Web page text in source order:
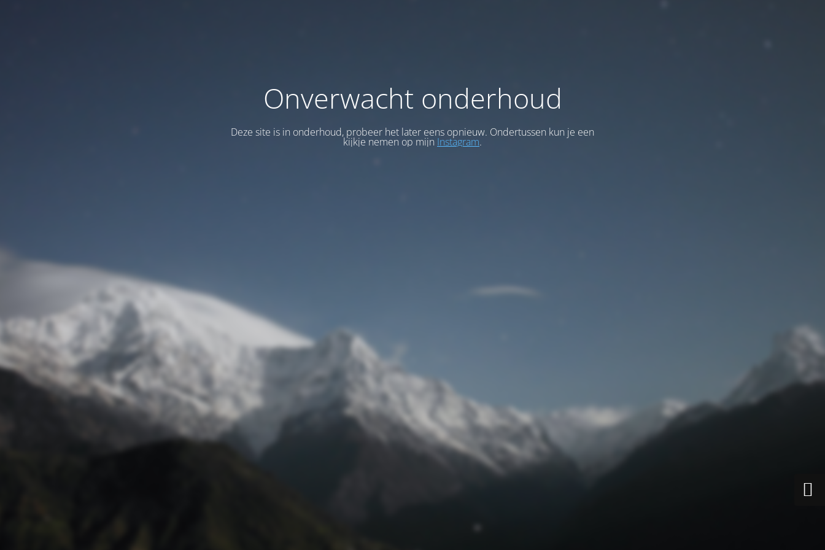
Onverwacht onderhoud
Deze site is in onderhoud, probeer het later eens opnieuw. Ondertussen kun je een
kijkje nemen op mijn Instagram.